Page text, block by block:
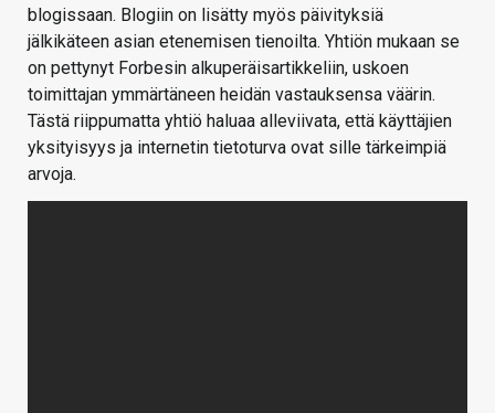
blogissaan. Blogiin on lisätty myös päivityksiä
jälkikäteen asian etenemisen tienoilta. Yhtiön mukaan se
on pettynyt Forbesin alkuperäisartikkeliin, uskoen
toimittajan ymmärtäneen heidän vastauksensa väärin.
Tästä riippumatta yhtiö haluaa alleviivata, että käyttäjien
yksityisyys ja internetin tietoturva ovat sille tärkeimpiä
arvoja.